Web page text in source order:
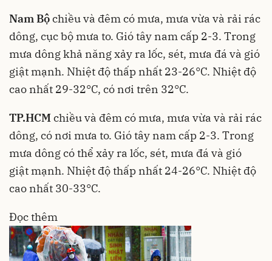
Nam Bộchiều và đêm có mưa, mưa vừa và rải rác
dông, cục bộ mưa to. Gió tây nam cấp 2-3. Trong
mưa dông khả năng xảy ra lốc, sét, mưa đá và gió
giật mạnh. Nhiệt độ thấp nhất 23-26°C. Nhiệt độ
cao nhất 29-32°C, có nơi trên 32°C.
TP.HCMchiều và đêm có mưa, mưa vừa và rải rác
dông, có nơi mưa to. Gió tây nam cấp 2-3. Trong
mưa dông có thể xảy ra lốc, sét, mưa đá và gió
giật mạnh. Nhiệt độ thấp nhất 24-26°C. Nhiệt độ
cao nhất 30-33°C.
Đọc thêm